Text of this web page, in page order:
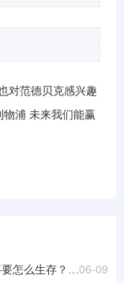
对范德贝克感兴趣
浦 未来我们能赢
06-09
多大？赛事要怎么生存？